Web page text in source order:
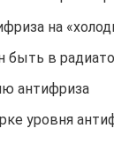
на
быть в
антифриза
уровня